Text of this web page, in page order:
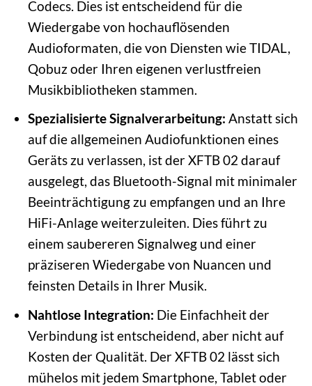
Codecs. Dies ist entscheidend für die
Wiedergabe von hochauflösenden
Audioformaten, die von Diensten wie TIDAL,
Qobuz oder Ihren eigenen verlustfreien
Musikbibliotheken stammen.
Spezialisierte Signalverarbeitung: Anstatt sich
auf die allgemeinen Audiofunktionen eines
Geräts zu verlassen, ist der XFTB 02 darauf
ausgelegt, das Bluetooth-Signal mit minimaler
Beeinträchtigung zu empfangen und an Ihre
HiFi-Anlage weiterzuleiten. Dies führt zu
einem saubereren Signalweg und einer
präziseren Wiedergabe von Nuancen und
feinsten Details in Ihrer Musik.
Nahtlose Integration: Die Einfachheit der
Verbindung ist entscheidend, aber nicht auf
Kosten der Qualität. Der XFTB 02 lässt sich
mühelos mit jedem Smartphone, Tablet oder